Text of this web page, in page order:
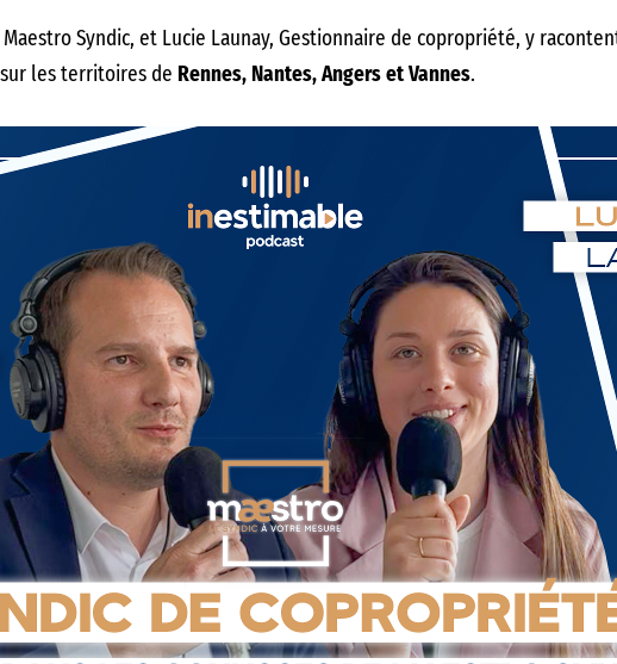
Syndic, et Lucie Launay, Gestionnaire de copropriété, y
les territoires de Rennes, Nantes, Angers et Vannes.